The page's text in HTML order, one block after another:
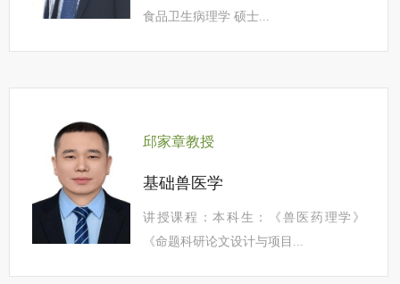
食品卫生病理学 硕士...
邱家章教授
基础兽医学
讲授课程：本科生：《兽医药理学》
《命题科研论文设计与项目...